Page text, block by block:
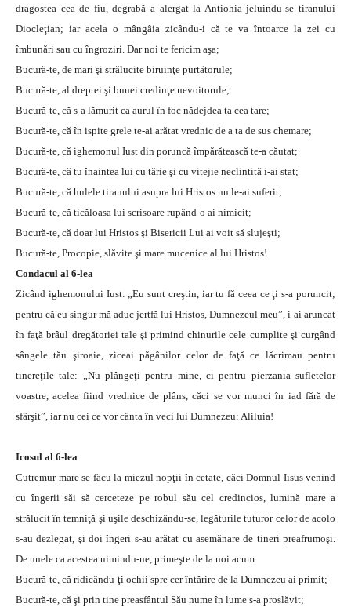
dragostea cea de fiu, degrabă a alergat la Antiohia jeluindu-se tiranului
Diocleţian; iar acela o mângâia zicându-i că te va întoarce la zei cu
îmbunări sau cu îngroziri. Dar noi te fericim aşa;
Bucură-te, de mari şi strălucite biruinţe purtătorule;
Bucură-te, al dreptei şi bunei credinţe nevoitorule;
Bucură-te, că s-a lămurit ca aurul în foc nădejdea ta cea tare;
Bucură-te, că în ispite grele te-ai arătat vrednic de a ta de sus chemare;
Bucură-te, că ighemonul Iust din poruncă împărătească te-a căutat;
Bucură-te, că tu înaintea lui cu tărie şi cu vitejie neclintită i-ai stat;
Bucură-te, că hulele tiranului asupra lui Hristos nu le-ai suferit;
Bucură-te, că ticăloasa lui scrisoare rupând-o ai nimicit;
Bucură-te, că doar lui Hristos şi Bisericii Lui ai voit să slujeşti;
Bucură-te, Procopie, slăvite şi mare mucenice al lui Hristos!
Condacul al 6-lea
Zicând ighemonului Iust: „Eu sunt creştin, iar tu fă ceea ce ţi s-a poruncit;
pentru că eu singur mă aduc jertfă lui Hristos, Dumnezeul meu”, i-ai aruncat
în faţă brâul dregătoriei tale şi primind chinurile cele cumplite şi curgând
sângele tău şiroaie, ziceai păgânilor celor de faţă ce lăcrimau pentru
tinereţile tale: „Nu plângeţi pentru mine, ci pentru pierzania sufletelor
voastre, acelea fiind vrednice de plâns, căci se vor munci în iad fără de
sfârşit”, iar nu cei ce vor cânta în veci lui Dumnezeu: Aliluia!
Icosul al 6-lea
Cutremur mare se făcu la miezul nopţii în cetate, căci Domnul Iisus venind
cu îngerii săi să cerceteze pe robul său cel credincios, lumină mare a
strălucit în temniţă şi uşile deschizându-se, legăturile tuturor celor de acolo
s-au dezlegat, şi doi îngeri s-au arătat cu asemănare de tineri preafrumoşi.
De unele ca acestea uimindu-ne, primeşte de la noi acum:
Bucură-te, că ridicându-ţi ochii spre cer întărire de la Dumnezeu ai primit;
Bucură-te, că şi prin tine preasfântul Său nume în lume s-a proslăvit;